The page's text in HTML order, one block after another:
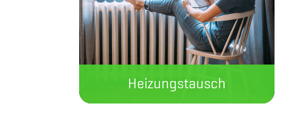
Heizungstausch